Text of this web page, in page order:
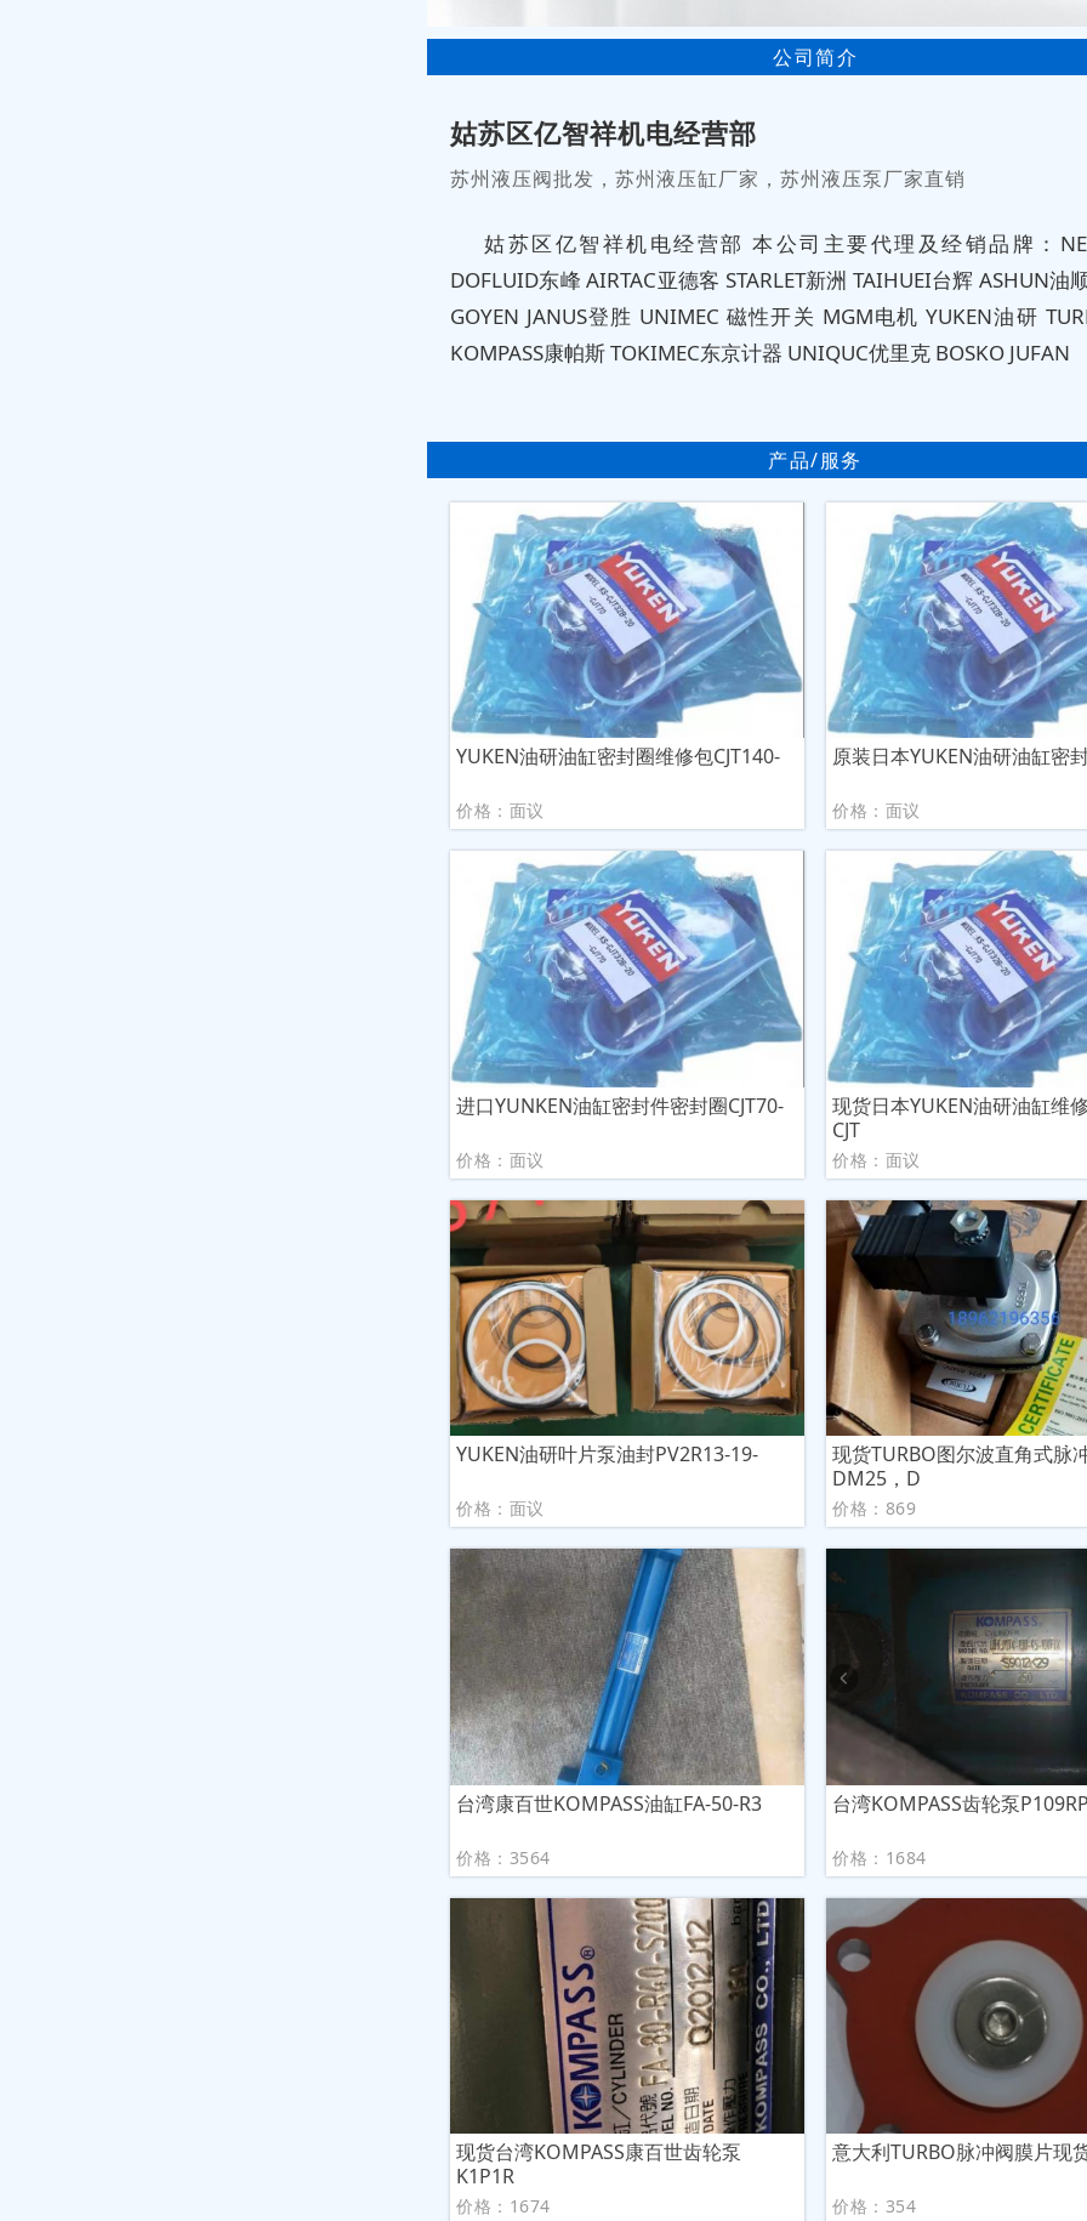
公司简介
姑苏区亿智祥机电经营部
苏州液压阀批发，苏州液压缸厂家，苏州液压泵厂家直销
姑苏区亿智祥机电经营部 本公司主要代理及经销品牌：
DOFLUID东峰 AIRTAC亚德客 STARLET新洲 TAIHUEI台辉 ASHUN油
GOYEN JANUS登胜 UNIMEC 磁性开关 MGM电机 YUKEN油研
KOMPASS康帕斯 TOKIMEC东京计器 UNIQUC优里克 BOSKO JUFAN
产品/服务
YUKEN油研油缸密封圈维修包CJT140-
价格：面议
原装日本YUKEN油研油缸密
价格：面议
进口YUNKEN油缸密封件密封圈CJT70-
价格：面议
现货日本YUKEN油研油缸维
CJT
价格：面议
YUKEN油研叶片泵油封PV2R13-19-
价格：面议
现货TURBO图尔波直角式脉
DM25，D
价格：869
台湾康百世KOMPASS油缸FA-50-R3
价格：3564
台湾KOMPASS齿轮泵
价格：1684
现货台湾KOMPASS康百世齿轮泵
K1P1R
价格：1674
意大利TURBO脉冲阀膜片现
价格：354